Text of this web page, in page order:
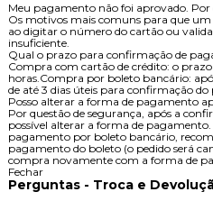
Meu pagamento não foi aprovado. Por
Os motivos mais comuns para que um
ao digitar o número do cartão ou
insuficiente.
Qual o prazo para confirmação de
Compra com cartão de crédito: o
horas.Compra por boleto bancário:
de até 3 dias úteis para confirmação
Posso alterar a forma de pagamento
Por questão de segurança, após a
possível alterar a forma de
pagamento por boleto bancário,
pagamento do boleto (o pedido será
compra novamente com a forma de
Fechar
Perguntas - Troca e